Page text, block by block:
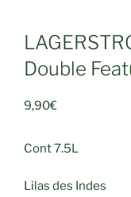
Double
9,90€
Cont 7.5L
Lilas des Indes